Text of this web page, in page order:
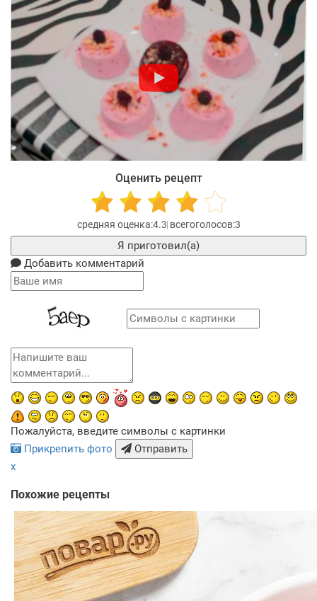
Оценить рецепт
4.3 3
Я приготовил(а)
Добавить комментарий
Пожалуйста, введите символы с картинки
Прикрепить фото
Отправить
x
Похожие рецепты